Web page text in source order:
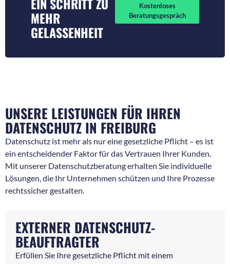
MEHR
GELASSENHEIT
Kostenloses
Beratungsgespräch
UNSERE LEISTUNGEN FÜR IHREN
DATENSCHUTZ IN FREIBURG
Datenschutz ist mehr als nur eine gesetzliche Pflicht – es ist
ein entscheidender Faktor für das Vertrauen Ihrer Kunden.
Mit unserer Datenschutzberatung erhalten Sie individuelle
Lösungen, die Ihr Unternehmen schützen und Ihre Prozesse
rechtssicher gestalten.
EXTERNER DATENSCHUTZ-
BEAUFTRAGTER
Erfüllen Sie Ihre gesetzliche Pflicht mit einem